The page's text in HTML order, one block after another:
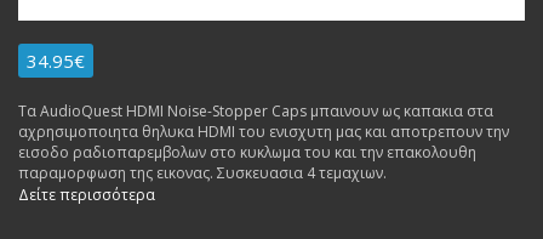
34.95€
Τα AudioQuest HDMI Noise-Stopper Caps μπαινουν ως καπακια στα
αχρησιμοποιητα θηλυκα HDMI του ενισχυτη μας και αποτρεπουν την
εισοδο ραδιοπαρεμβολων στο κυκλωμα του και την επακολουθη
παραμορφωση της εικονας. Συσκευασια 4 τεμαχιων.
Δείτε περισσότερα